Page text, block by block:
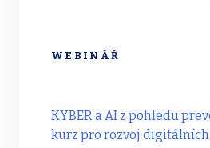
WEBINÁŘ
KYBER a AI z pohledu
kurz pro rozvoj